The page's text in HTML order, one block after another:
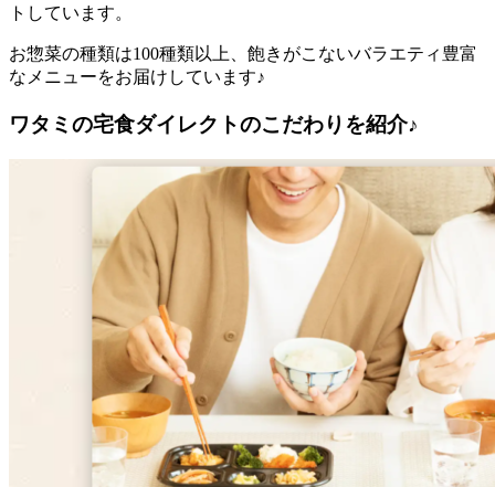
トしています。
お惣菜の種類は100種類以上、飽きがこないバラエティ豊富
なメニューをお届けしています♪
ワタミの宅食ダイレクトのこだわりを紹介♪